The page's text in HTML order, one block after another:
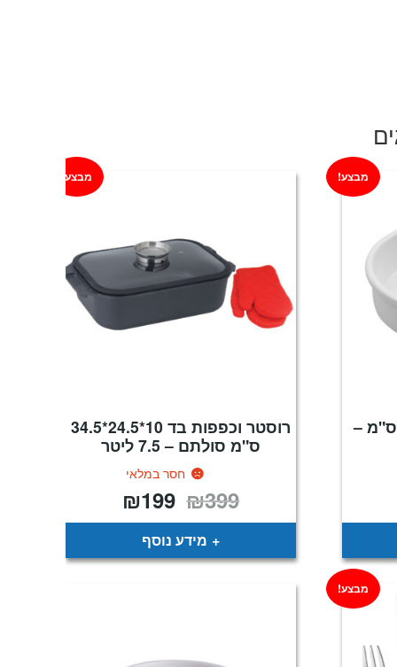
תבנית לקרם ברולה 12 ס"מ –
מבצע!
רוסטר וכפפות בד 10*24.5*34.5
ס"מ סולתם – 7.5 ליטר
חסר במלאי
מבצע!
₪399 המחיר
המקורי
היה:
₪199
הוא:
מידע נוסף
מבצע!